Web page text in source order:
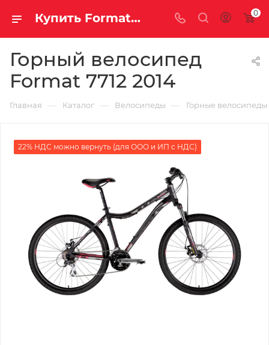
Купить Format 7712 2014 за рублей, а со скидкой 0
Горный велосипед
Format 7712 2014
Главная — Каталог — Велосипеды — Горные велосипеды
22% НДС можно вернуть (для ООО и ИП с НДС)